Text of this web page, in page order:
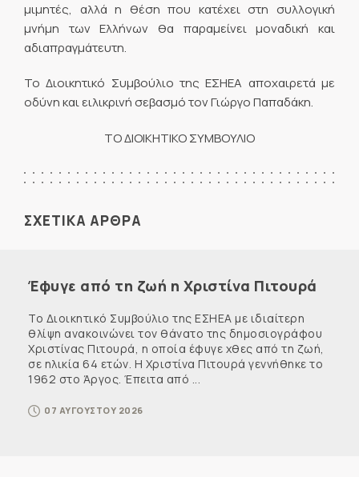
μιμητές, αλλά η θέση που κατέχει στη συλλογική
μνήμη των Ελλήνων θα παραμείνει μοναδική και
αδιαπραγμάτευτη.
Το Διοικητικό Συμβούλιο της ΕΣΗΕΑ αποχαιρετά με
οδύνη και ειλικρινή σεβασμό τον Γιώργο Παπαδάκη.
ΤΟ ΔΙΟΙΚΗΤΙΚΟ ΣΥΜΒΟΥΛΙΟ
ΣΧΕΤΙΚΑ ΑΡΘΡΑ
Έφυγε από τη ζωή η Χριστίνα Πιτουρά
Το Διοικητικό Συμβούλιο της ΕΣΗΕΑ με ιδιαίτερη
θλίψη ανακοινώνει τον θάνατο της δημοσιογράφου
Χριστίνας Πιτουρά, η οποία έφυγε χθες από τη ζωή,
σε ηλικία 64 ετών. Η Χριστίνα Πιτουρά γεννήθηκε το
1962 στο Άργος. Έπειτα από ...
07 ΑΥΓΟΥΣΤΟΥ 2026